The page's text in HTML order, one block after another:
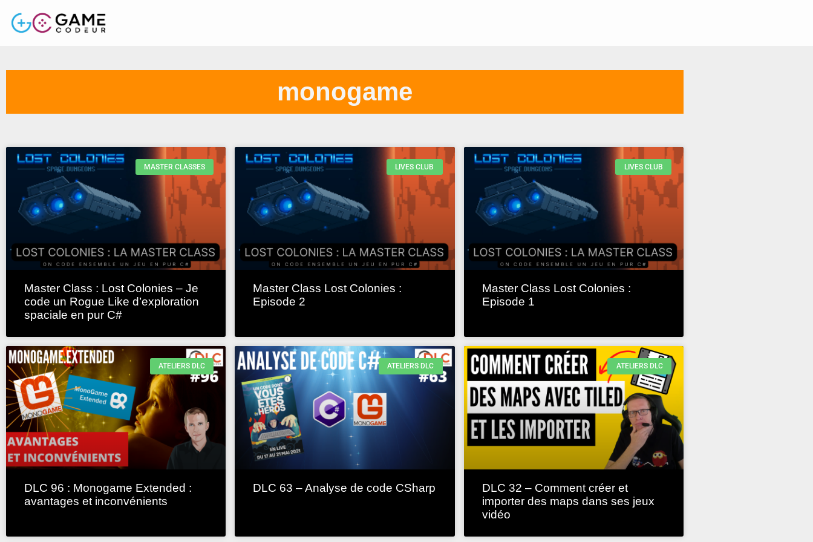
monogame
MASTER CLASSES
Master Class : Lost Colonies – Je
code un Rogue Like d’exploration
spaciale en pur C#
LIVES CLUB
Master Class Lost Colonies :
Episode 2
LIVES CLUB
Master Class Lost Colonies :
Episode 1
ATELIERS DLC
DLC 96 : Monogame Extended :
avantages et inconvénients
ATELIERS DLC
DLC 63 – Analyse de code CSharp
ATELIERS DLC
DLC 32 – Comment créer et
importer des maps dans ses jeux
vidéo